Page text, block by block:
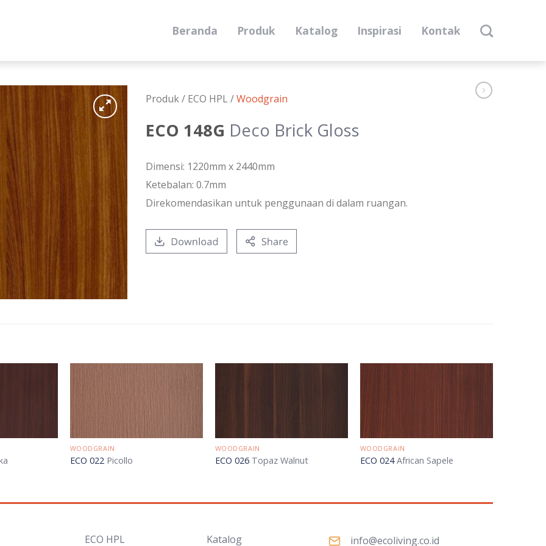
Beranda Produk Katalog Inspirasi Kontak
Produk / ECO HPL /Woodgrain
ECO 148G Deco Brick Gloss
Dimensi: 1220mm x 2440mm
Ketebalan: 0.7mm
Direkomendasikan untuk penggunaan di dalam ruangan.
WOODGRAIN
ECO 022 Picollo
WOODGRAIN
ECO 026 Topaz Walnut
WOODGRAIN
ECO 024African Sapele
ECO HPL Katalog info@ecoliving.co.id